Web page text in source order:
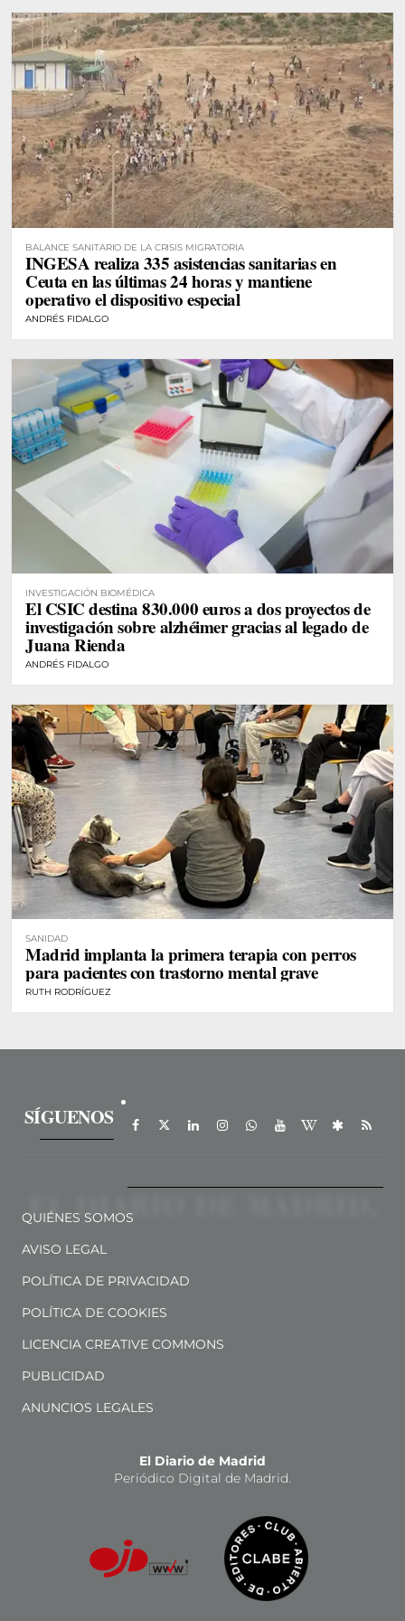
BALANCE SANITARIO DE LA CRISIS MIGRATORIA
INGESA realiza 335 asistencias sanitarias en
Ceuta en las últimas 24 horas y mantiene
operativo el dispositivo especial
ANDRÉS FIDALGO
INVESTIGACIÓN BIOMÉDICA
El CSIC destina 830.000 euros a dos proyectos de
investigación sobre alzhéimer gracias al legado de
Juana Rienda
ANDRÉS FIDALGO
SANIDAD
Madrid implanta la primera terapia con perros
para pacientes con trastorno mental grave
RUTH RODRÍGUEZ
SÍGUENOS
QUIÉNES SOMOS
AVISO LEGAL
POLÍTICA DE PRIVACIDAD
POLÍTICA DE COOKIES
LICENCIA CREATIVE COMMONS
PUBLICIDAD
ANUNCIOS LEGALES
El Diario de Madrid
Periódico Digital de Madrid.